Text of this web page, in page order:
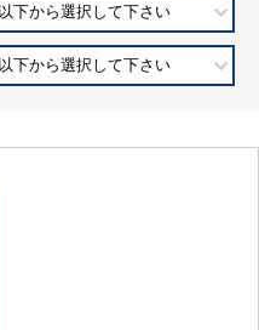
以下から選択して下さい
以下から選択して下さい